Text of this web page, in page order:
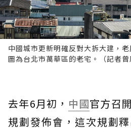
中國城市更新明確反對大拆大建，
圖為台北市萬華區的老宅。（記者
去年6月初， 中國官方召
規劃發佈會，這次規劃